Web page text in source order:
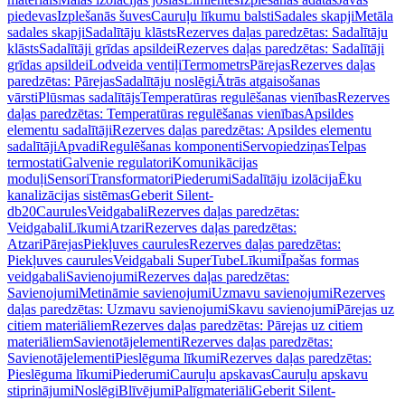
piedevasIzplešanās šuvesCauruļu līkumu balstiSadales skapjiMetāla
sadales skapjiSadalītāju klāstsRezerves daļas paredzētas: Sadalītāju
klāstsSadalītāji grīdas apsildeiRezerves daļas paredzētas: Sadalītāji
grīdas apsildeiLodveida ventiļiTermometrsPārejasRezerves daļas
paredzētas: PārejasSadalītāju noslēgiĀtrās atgaisošanas
vārstiPlūsmas sadalītājsTemperatūras regulēšanas vienībasRezerves
daļas paredzētas: Temperatūras regulēšanas vienībasApsildes
elementu sadalītājiRezerves daļas paredzētas: Apsildes elementu
sadalītājiApvadiRegulēšanas komponentiServopiedziņasTelpas
termostatiGalvenie regulatoriKomunikācijas
moduļiSensoriTransformatoriPiederumiSadalītāju izolācijaĒku
kanalizācijas sistēmasGeberit Silent-
db20CaurulesVeidgabaliRezerves daļas paredzētas:
VeidgabaliLīkumiAtzariRezerves daļas paredzētas:
AtzariPārejasPiekļuves caurulesRezerves daļas paredzētas:
Piekļuves caurulesVeidgabali SuperTubeLīkumiĪpašas formas
veidgabaliSavienojumiRezerves daļas paredzētas:
SavienojumiMetināmie savienojumiUzmavu savienojumiRezerves
daļas paredzētas: Uzmavu savienojumiSkavu savienojumiPārejas uz
citiem materiāliemRezerves daļas paredzētas: Pārejas uz citiem
materiāliemSavienotājelementiRezerves daļas paredzētas:
SavienotājelementiPieslēguma līkumiRezerves daļas paredzētas:
Pieslēguma līkumiPiederumiCauruļu apskavasCauruļu apskavu
stiprinājumiNoslēgiBlīvējumiPalīgmateriāliGeberit Silent-